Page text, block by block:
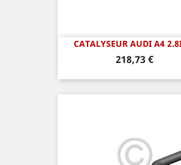
CATALYSEUR AUDI A4
Prix
218,73 €